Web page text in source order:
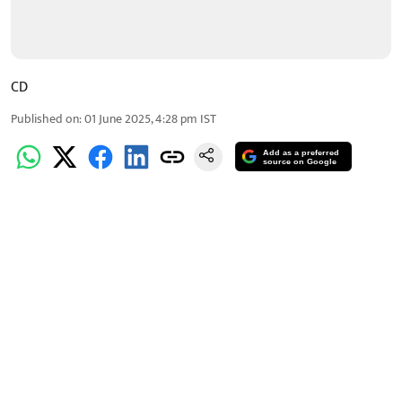
CD
Published on:01 June 2025, 4:28 pm IST
Add as a preferred
source on Google